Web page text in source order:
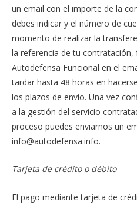
un email con el importe de la
debes indicar y el número de
momento de realizar la
la referencia de tu contratación,
Autodefensa Funcional en el
tardar hasta 48 horas en
los plazos de envío. Una vez
a la gestión del servicio
proceso puedes enviarnos un
info@autodefensa.info.
Tarjeta de crédito o débito
El pago mediante tarjeta de